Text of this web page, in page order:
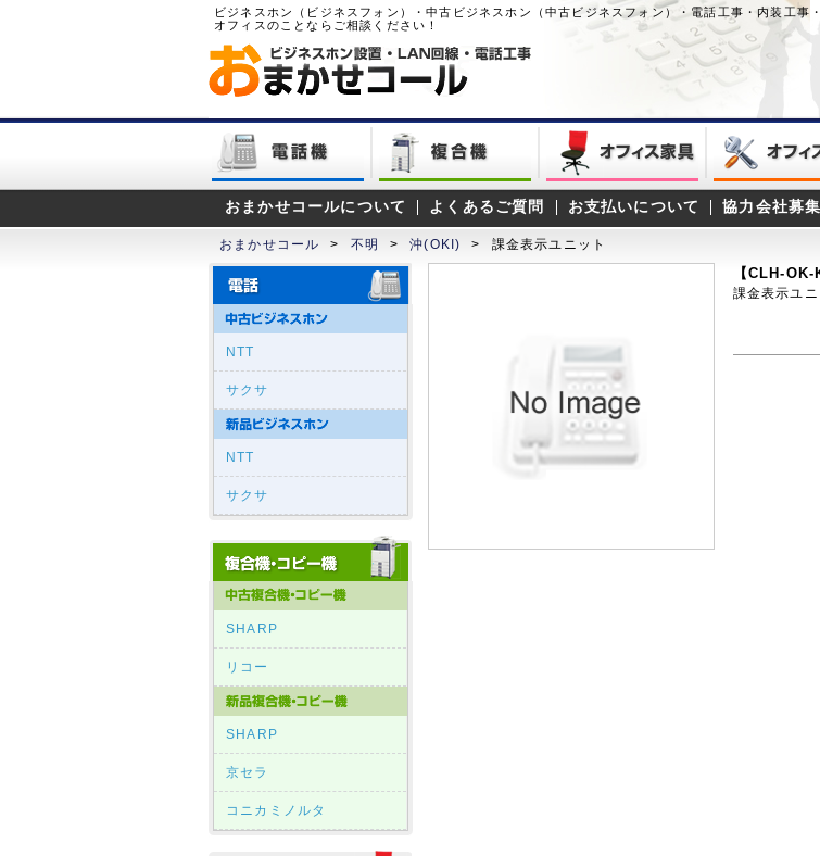
ビジネスホン（ビジネスフォン）・中古ビジネスホン（中古ビジネスフォン）・電話工事・内装工事
オフィスのことならご相談ください！
おまかせコールについて よくあるご質問 お支払いについて 協力会社募集
おまかせコール > 不明 > 沖(OKI) > 課金表示ユニット
NTT
サクサ
NTT
サクサ
SHARP
リコー
SHARP
京セラ
コニカミノルタ
【CLH-OK-
課金表示ユニ